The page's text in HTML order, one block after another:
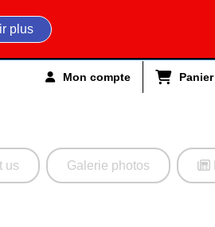
plus
Mon compte Panier
us Galerie photos